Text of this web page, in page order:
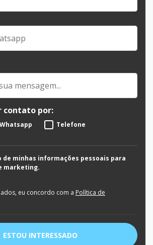
contato por:
Whatsapp Telefone
de minhas informações pessoais para
marketing.
eu concordo com a Política de
ESTOU INTERESSADO